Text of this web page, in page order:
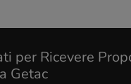
Yes, I agree
per Ricevere
Getac